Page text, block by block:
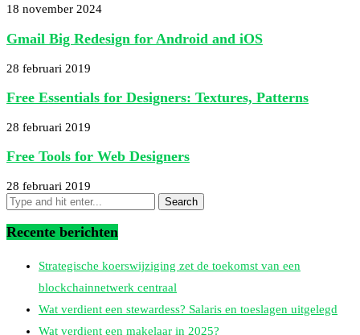
18 november 2024
Gmail Big Redesign for Android and iOS
28 februari 2019
Free Essentials for Designers: Textures, Patterns
28 februari 2019
Free Tools for Web Designers
28 februari 2019
Recente berichten
Strategische koerswijziging zet de toekomst van een
blockchainnetwerk centraal
Wat verdient een stewardess? Salaris en toeslagen uitgelegd
Wat verdient een makelaar in 2025?